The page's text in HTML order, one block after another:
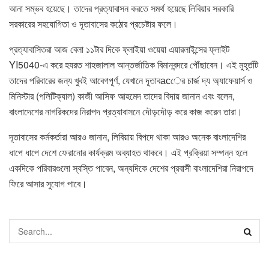
আনা সম্ভব হয়েছে। তাদের প্রত্যাবাসন করতে সমর্থ হয়েছে লিবিয়ার সরকারি
সরকারের সহযোগিতা ও দূতাবাসের কঠোর প্রচেষ্টার ফলে।
প্রত্যাবাসিতরা আজ বেলা ১১টার দিকে ফ্লাইয়া ওয়েয়া এয়ারলাইন্সের ফ্লাইট
YI5040-এ করে হযরত শাহজালাল আন্তর্জাতিক বিমানবন্দরে পৌঁছাবেন। এই মুহূর্তটি
তাদের পরিবারের জন্য খুবই আবেগপূর্ণ, যেখানে দূতাবасের চার্জ দ্য অ্যাফেয়ার্স ও
মিনিস্টার (পলিটিক্যাল) কাজী আসিফ আহমেদ তাদের বিদায় জানান এবং বলেন,
বাংলাদেশের নাগরিকদের নিরাপদ প্রত্যাবাসনে দৌড়দৌড় করে কাজ করেন তারা।
দূতাবাসের কর্মকর্তারা আরও জানান, লিবিয়ায় বিপদে থাকা আরও অনেক বাংলাদেশির
ধাপে ধাপে দেশে ফেরানোর কার্যক্রম অব্যাহত থাকবে। এই প্রক্রিয়া সম্পন্ন হলে
একদিকে পরিবারগুলো স্বস্তি পাবেন, অন্যদিকে দেশের প্রবাসী বাংলাদেশিরা নিরাপদে
ফিরে আসার সুযোগ পাবে।